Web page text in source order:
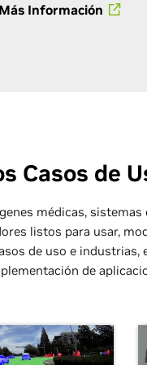
Más Información
Casos de
médicas, sistemas
listos para usar,
de uso e industrias,
de